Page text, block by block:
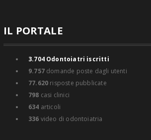
IL PORTALE
3.704Odontoiatri iscritti
9.757domande poste dagli utenti
77.620 risposte pubblicate
798 casi clinici
634 articoli
336 video di odontoiatria